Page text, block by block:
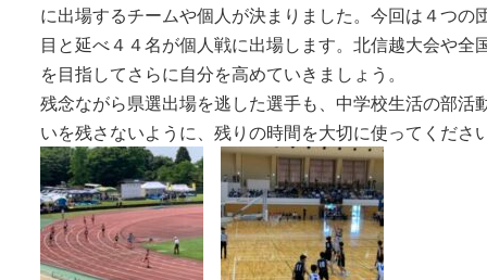
に出場するチームや個人が決まりました。今回は４つの
目と延べ４４名が個人戦に出場します。北信越大会や全
を目指してさらに自分を高めていきましょう。
残念ながら県選出場を逃した選手も、中学校生活の部活
いを残さないように、残りの時間を大切に使ってくださ